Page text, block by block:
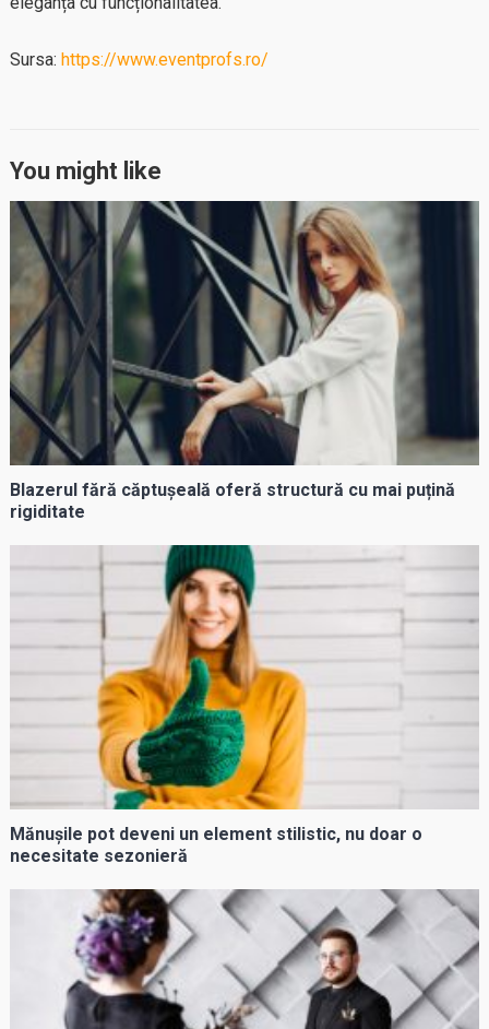
Sursa: https://www.eventprofs.ro/
You might like
Blazerul fără căptușeală oferă structură cu mai puțină
rigiditate
Mănușile pot deveni un element stilistic, nu doar o
necesitate sezonieră